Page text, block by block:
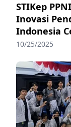
STIKep
Inovasi
Indonesia
10/25/2025